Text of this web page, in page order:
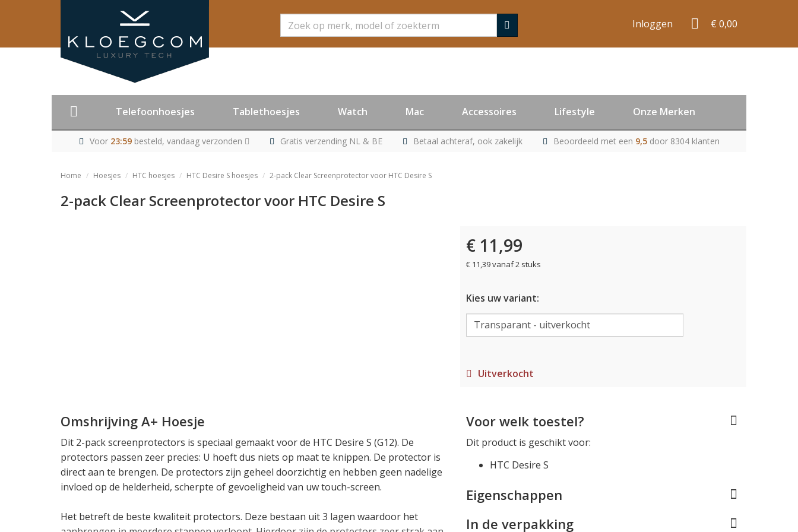
Zoeken Inloggen € 0,00
Telefoonhoesjes Tablethoesjes Watch Mac Accessoires Lifestyle Onze Merken
Voor 23:59besteld, vandaag verzonden Gratis verzending NL & BE Betaal achteraf, ook zakelijk Beoordeeld met een 9,5 door 8304 klanten
Home Hoesjes HTC hoesjes HTC Desire S hoesjes 2-pack Clear Screenprotector voor HTC Desire S
2-pack Clear Screenprotector voor HTC Desire S
€ 11,99
€ 11,39 vanaf 2 stuks
Kies uw variant:
Uitverkocht
Omshrijving A+ Hoesje
Dit 2-pack screenprotectors is speciaal gemaakt voor de HTC Desire S (G12). De
protectors passen zeer precies: U hoeft dus niets op maat te knippen. De protector is
direct aan te brengen. De protectors zijn geheel doorzichtig en hebben geen nadelige
invloed op de helderheid, scherpte of gevoeligheid van uw touch-screen.
Het betreft de beste kwaliteit protectors. Deze bestaan uit 3 lagen waardoor het
Voor welk toestel?
Dit product is geschikt voor:
HTC Desire S
Eigenschappen
In de verpakking